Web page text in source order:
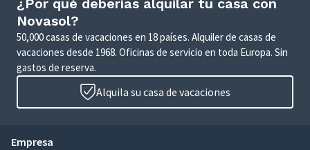
¿Por qué deberías alquilar tu casa con
Novasol?
50,000 casas de vacaciones en 18 países. Alquiler de casas de
vacaciones desde 1968. Oficinas de servicio en toda Europa. Sin
gastos de reserva.
Alquila su casa de vacaciones
Empresa